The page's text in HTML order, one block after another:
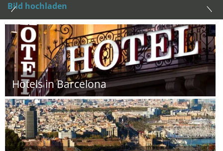
Bild hochladen
Hotels in Barcelona